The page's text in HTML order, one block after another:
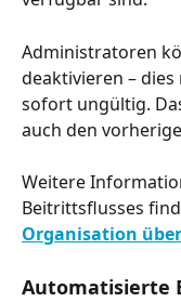
Administratoren
deaktivieren –
sofort ungültig.
auch den
Weitere
Beitrittsflusses
Organisation
Automatisierte